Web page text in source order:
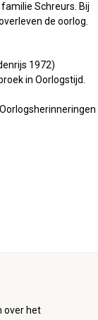
Schreurs. Bij
de oorlog.
1972)
in Oorlogstijd.
over het